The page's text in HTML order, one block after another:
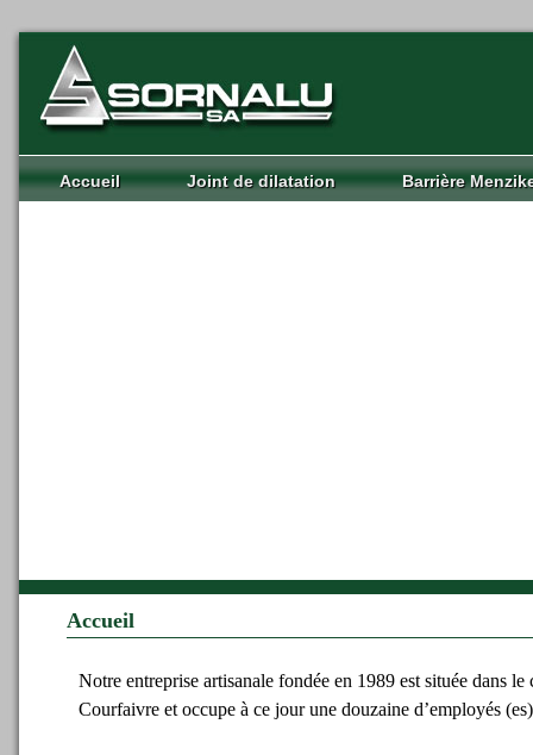
Accueil Joint de dilatation Barrière
Accueil
Notre entreprise artisanale fondée en 1989 est située dans le
Courfaivre et occupe à ce jour une douzaine d’employés